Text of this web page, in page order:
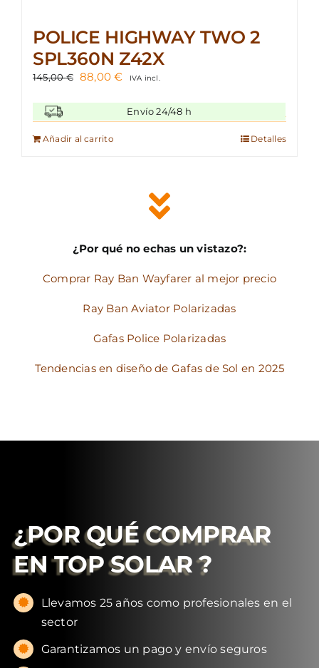
POLICE HIGHWAY TWO 2
SPL360N Z42X
145,00€ El
original
era:
145,00 €.
88,00€ El
actual
es:
IVA incl.
Envío 24/48 h
Añadir al carrito Detalles
¿Por qué no echas un vistazo?:
Comprar Ray Ban Wayfarer al mejor precio
Ray Ban Aviator Polarizadas
Gafas Police Polarizadas
Tendencias en diseño de Gafas de Sol en 2025
¿POR QUÉ COMPRAR
EN TOP SOLAR ?
Llevamos 25 años como profesionales en el
sector
Garantizamos un pago y envío seguros